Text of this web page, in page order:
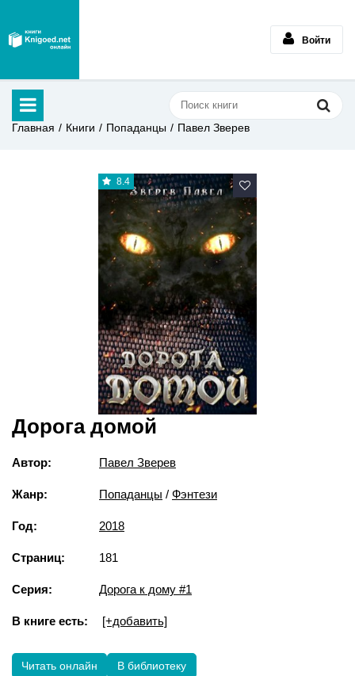
Войти
Главная Книги Попаданцы Павел Зверев
8.4
Дорога домой
Автор: Павел Зверев
Жанр: Попаданцы / Фэнтези
Год: 2018
Страниц: 181
Серия: Дорога к дому #1
В книге есть: [+добавить]
Читать онлайн В библиотеку